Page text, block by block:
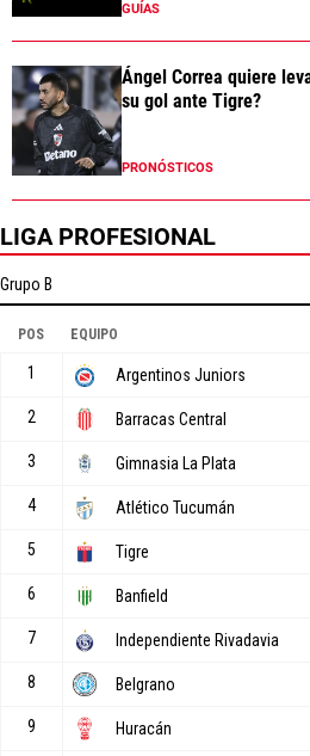
GUÍAS
Ángel Correa quiere
su gol ante Tigre?
PRONÓSTICOS
LIGA PROFESIONAL